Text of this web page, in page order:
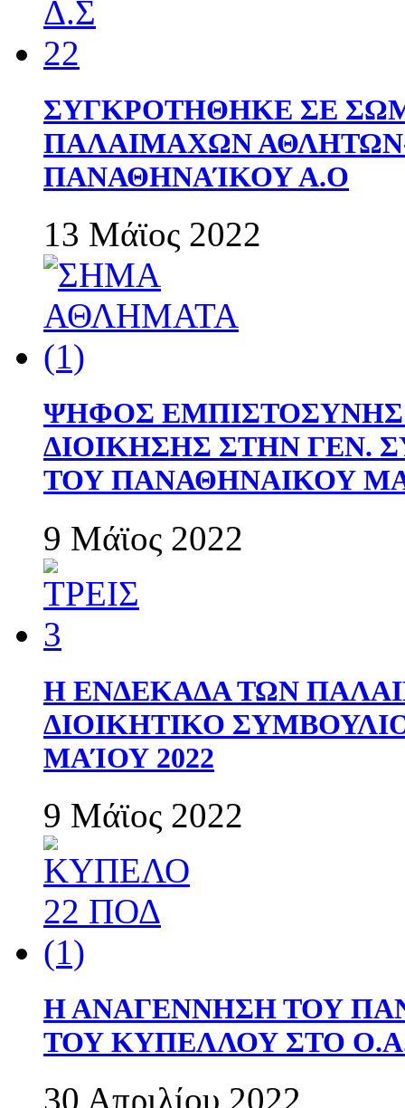
ΣΥΓΚΡΟΤΗΘΗΚΕ ΣΕ
ΠΑΛΑΙΜΑΧΩΝ
ΠΑΝΑΘΗΝΑΊΚΟΥ Α.Ο
13 Μάϊος 2022
ΨΗΦΟΣ
ΔΙΟΙΚΗΣΗΣ ΣΤΗΝ ΓΕΝ.
ΤΟΥ ΠΑΝΑΘΗΝΑΙΚΟΥ
9 Μάϊος 2022
Η ΕΝΔΕΚΑΔΑ ΤΩΝ
ΔΙΟΙΚΗΤΙΚΟ
ΜΑΊΟΥ 2022
9 Μάϊος 2022
Η ΑΝΑΓΕΝΝΗΣΗ ΤΟΥ
ΤΟΥ ΚΥΠΕΛΛΟΥ ΣΤΟ
30 Απριλίου 2022